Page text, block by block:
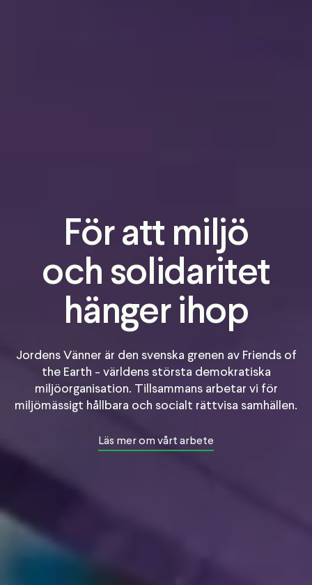
För att miljö
och solidaritet
hänger ihop
Jordens Vänner är den svenska grenen av Friends of
the Earth - världens största demokratiska
miljöorganisation. Tillsammans arbetar vi för
miljömässigt hållbara och socialt rättvisa samhällen.
Läs mer om vårt arbete